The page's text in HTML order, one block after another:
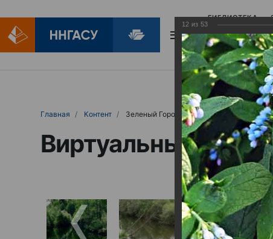
БИБЛИОТЕКА
БИБЛИОПОМОЩЬ
Главная Контент Зеленый Город
Виртуальные
12 из 53